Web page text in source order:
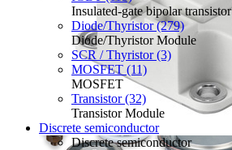
Insulated-gate bipolar transistor
Diode/Thyristor (279)
Diode/Thyristor Module
SCR / Thyristor (3)
MOSFET (11)
MOSFET
Transistor (32)
Transistor Module
Discrete semiconductor
Discrete semiconductor